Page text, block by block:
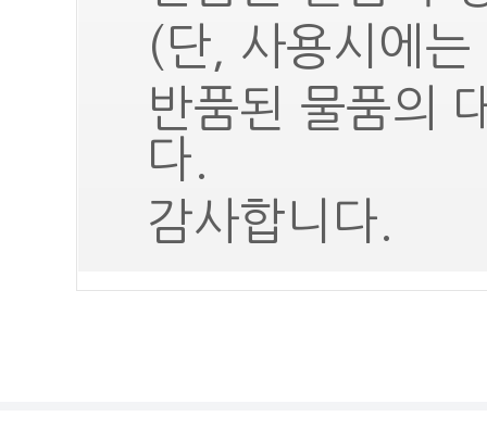
(단, 사용시에
반품된 물품의
다.
감사합니다.